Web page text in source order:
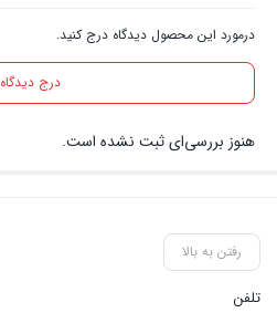
درمورد این محصول دیدگاه درج کنید.
درج دیدگاه
هنوز بررسی‌ای ثبت نشده است.
رفتن به بالا
تلفن